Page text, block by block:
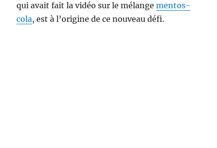
qui avait fait la vidéo sur le mélangementos-
cola, est à l’origine de ce nouveau défi.